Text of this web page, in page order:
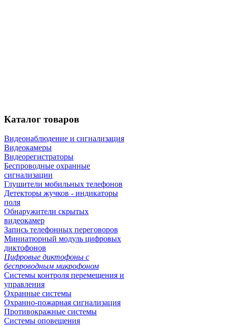
Каталог товаров
Видеонаблюдение и сигнализация
Видеокамеры
Видеорегистраторы
Беспроводные охранные
сигнализации
Глушители мобильных телефонов
Детекторы жучков - индикаторы
поля
Обнаружители скрытых
видеокамер
Запись телефонных переговоров
Миниатюрный модуль цифровых
диктофонов
Цифровые диктофоны с
беспроводным микрофоном
Системы контроля перемещения и
управления
Охранные системы
Охранно-пожарная сигнализация
Противокражные системы
Системы оповещения